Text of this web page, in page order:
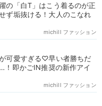
の「白T」はこう着るのが正
ず垢抜ける！大人のこなれ
michill ファッション
可愛すぎる♡早い者勝ちだ
！即かごIN推奨の新作アイ
michill ファッション